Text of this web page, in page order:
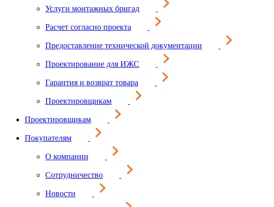
Услуги монтажных бригад
Расчет согласно проекта
Предоставление технической документации
Проектирование для ИЖС
Гарантия и возврат товара
Проектировщикам
Проектировщикам
Покупателям
О компании
Сотрудничество
Новости